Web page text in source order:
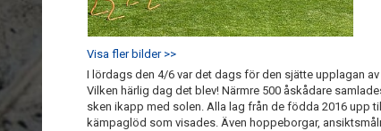
Visa fler bilder >>
I lördags den 4/6 var det dags för den sjätte upplagan
Vilken härlig dag det blev! Närmre 500 åskådare
sken ikapp med solen. Alla lag från de födda 2016 upp
kämpaglöd som visades. Även hoppeborgar,